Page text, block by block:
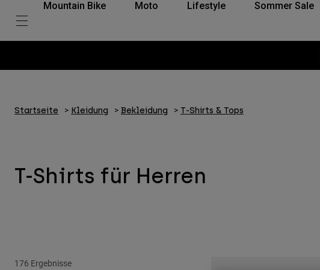
Mountain Bike Moto Lifestyle Sommer Sale
Startseite Kleidung Bekleidung T-Shirts & Tops
T-Shirts für Herren
176 Ergebnisse